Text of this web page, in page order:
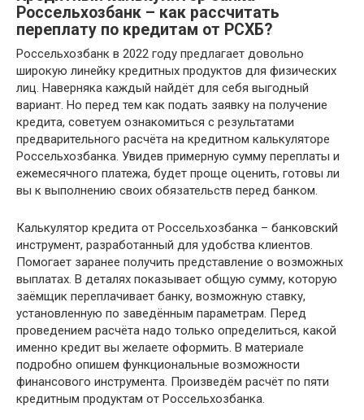
Россельхозбанк – как рассчитать
переплату по кредитам от РСХБ?
Россельхозбанк в 2022 году предлагает довольно
широкую линейку кредитных продуктов для физических
лиц. Наверняка каждый найдёт для себя выгодный
вариант. Но перед тем как подать заявку на получение
кредита, советуем ознакомиться с результатами
предварительного расчёта на кредитном калькуляторе
Россельхозбанка. Увидев примерную сумму переплаты и
ежемесячного платежа, будет проще оценить, готовы ли
вы к выполнению своих обязательств перед банком.
Калькулятор кредита от Россельхозбанка – банковский
инструмент, разработанный для удобства клиентов.
Помогает заранее получить представление о возможных
выплатах. В деталях показывает общую сумму, которую
заёмщик переплачивает банку, возможную ставку,
установленную по заведённым параметрам. Перед
проведением расчёта надо только определиться, какой
именно кредит вы желаете оформить. В материале
подробно опишем функциональные возможности
финансового инструмента. Произведём расчёт по пяти
кредитным продуктам от Россельхозбанка.